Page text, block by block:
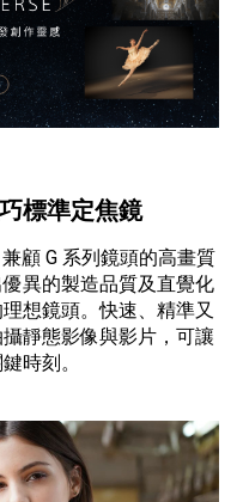
標準定焦鏡
顧 G 系列鏡頭的高畫質
異的製造品質及直覺化
想鏡頭。快速、精準又
靜態影像與影片，可讓
時刻。